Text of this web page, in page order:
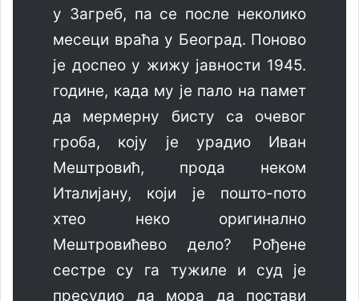
у Загреб, па се после неколико
месеци враћа у Београд. Поново
је доспео у жижу јавности 1945.
године, када му је пало на памет
да мермерну бисту са очевог
гроба, коју је урадио Иван
Мештровић, прода неком
Италијану, који је пошто-пото
хтео неко оригинално
Мештровићево дело? Рођене
сестре су га тужиле и суд је
пресудио да мора да постави